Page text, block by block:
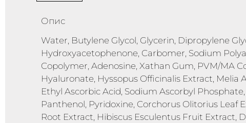
Опис
Water, Butylene Glycol, Glycerin, Dipropylene
Hydroxyacetophenone, Carbomer, Sodium
Copolymer, Adenosine, Xathan Gum, PVM/MA
Hyaluronate, Hyssopus Officinalis Extract,
Ethyl Ascorbic Acid, Sodium Ascorbyl
Panthenol, Pyridoxine, Corchorus Olitorius Leaf
Root Extract, Hibiscus Esculentus Fruit Extract,